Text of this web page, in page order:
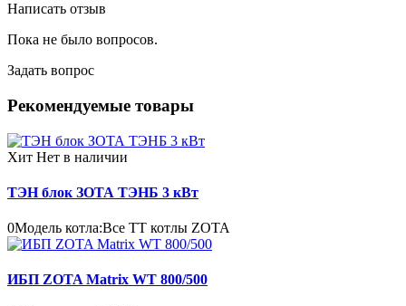
Написать отзыв
Пока не было вопросов.
Задать вопрос
Рекомендуемые товары
Хит Нет в наличии
ТЭН блок ЗОТА ТЭНБ 3 кВт
0Модель котла:Все ТТ котлы ZOTA
ИБП ZOTA Matrix WT 800/500